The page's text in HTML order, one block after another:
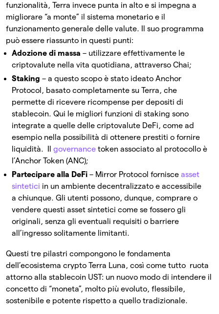
funzionalità, Terra invece punta in alto e si impegna a
migliorare “a monte” il sistema monetario e il
funzionamento generale delle valute. Il suo programma
può essere riassunto in questi punti:
Adozione di massa – utilizzare effettivamente le
criptovalute nella vita quotidiana, attraverso Chai;
Staking – a questo scopo è stato ideato Anchor
Protocol, basato completamente su Terra, che
permette di ricevere ricompense per depositi di
stablecoin. Qui le migliori funzioni di staking sono
integrate a quelle delle criptovalute DeFi, come ad
esempio nella possibilità di ottenere prestiti o fornire
liquidità. Il governance token associato al protocollo è
l’Anchor Token (ANC);
Partecipare alla DeFi – Mirror Protocol fornisce asset
sintetici in un ambiente decentralizzato e accessibile
a chiunque. Gli utenti possono, dunque, comprare o
vendere questi asset sintetici come se fossero gli
originali, senza gli eventuali requisiti o barriere
all’ingresso solitamente limitanti.
Questi tre pilastri compongono le fondamenta
dell’ecosistema crypto Terra Luna, così come tutto ruota
attorno alla stablecoin UST: un nuovo modo di intendere il
concetto di “moneta”, molto più evoluto, flessibile,
sostenibile e potente rispetto a quello tradizionale.